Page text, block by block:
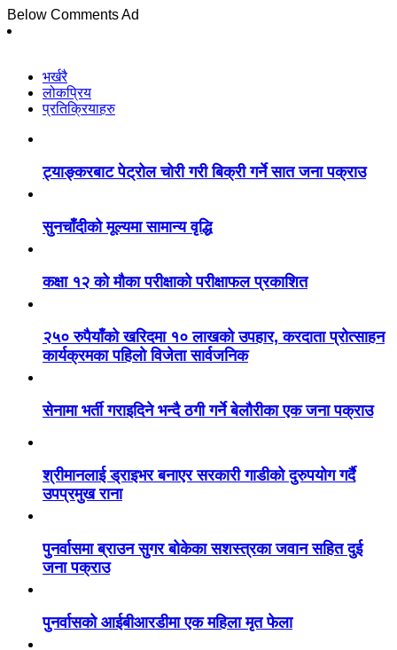
Below Comments Ad
भर्खरै
लोकप्रिय
प्रतिक्रियाहरु
ट्याङ्करबाट पेट्रोल चोरी गरी बिक्री गर्ने सात जना पक्राउ
सुनचाँदीको मूल्यमा सामान्य वृद्धि
कक्षा १२ को मौका परीक्षाको परीक्षाफल प्रकाशित
२५० रुपैयाँको खरिदमा १० लाखको उपहार, करदाता प्रोत्साहन
कार्यक्रमका पहिलो विजेता सार्वजनिक
सेनामा भर्ती गराइदिने भन्दै ठगी गर्ने बेलौरीका एक जना पक्राउ
श्रीमानलाई ड्राइभर बनाएर सरकारी गाडीको दुरुपयोग गर्दै
उपप्रमुख राना
पुनर्वासमा ब्राउन सुगर बोकेका सशस्त्रका जवान सहित दुई
जना पक्राउ
पुनर्वासको आईबीआरडीमा एक महिला मृत फेला